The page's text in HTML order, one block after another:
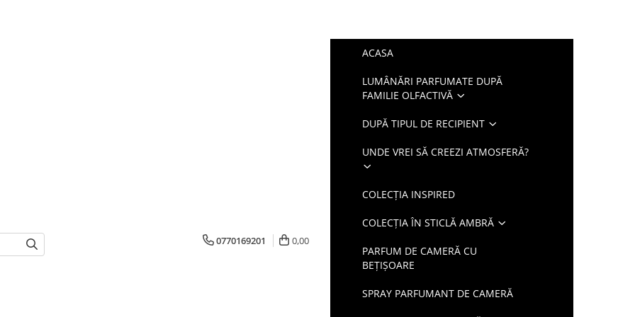
0770169201 0,00
ACASA
LUMÂNĂRI PARFUMATE DUPĂ
FAMILIE OLFACTIVĂ
DUPĂ TIPUL DE RECIPIENT
UNDE VREI SĂ CREEZI ATMOSFERĂ?
COLECȚIA INSPIRED
COLECȚIA ÎN STICLĂ AMBRĂ
PARFUM DE CAMERĂ CU
BEȚIȘOARE
SPRAY PARFUMANT DE CAMERĂ